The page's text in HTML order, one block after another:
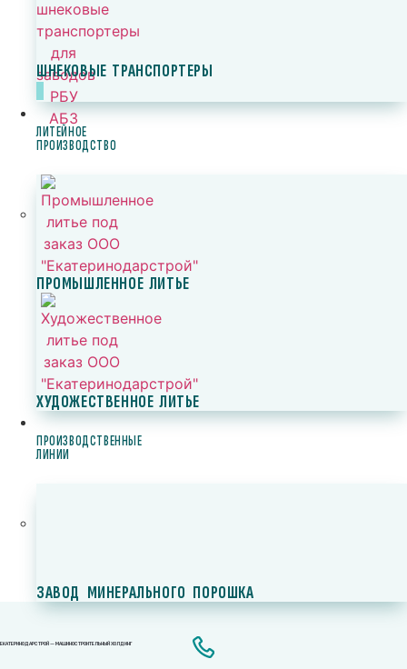
ШНЕКОВЫЕ ТРАНСПОРТЕРЫ
ЛИТЕЙНОЕ
ПРОИЗВОДСТВО
ПРОМЫШЛЕННОЕ ЛИТЬЕ
ХУДОЖЕСТВЕННОЕ ЛИТЬЕ
ПРОИЗВОДСТВЕННЫЕ
ЛИНИИ
ЗАВОД МИНЕРАЛЬНОГО ПОРОШКА
ЕКАТЕРИНОДАРСТРОЙ — МАШИНОСТРОИТЕЛЬНЫЙ ХОЛДИНГ